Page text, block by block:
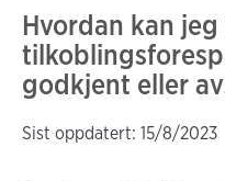
Hvordan kan
godkjent eller
Sist oppdatert: 15/8/2023